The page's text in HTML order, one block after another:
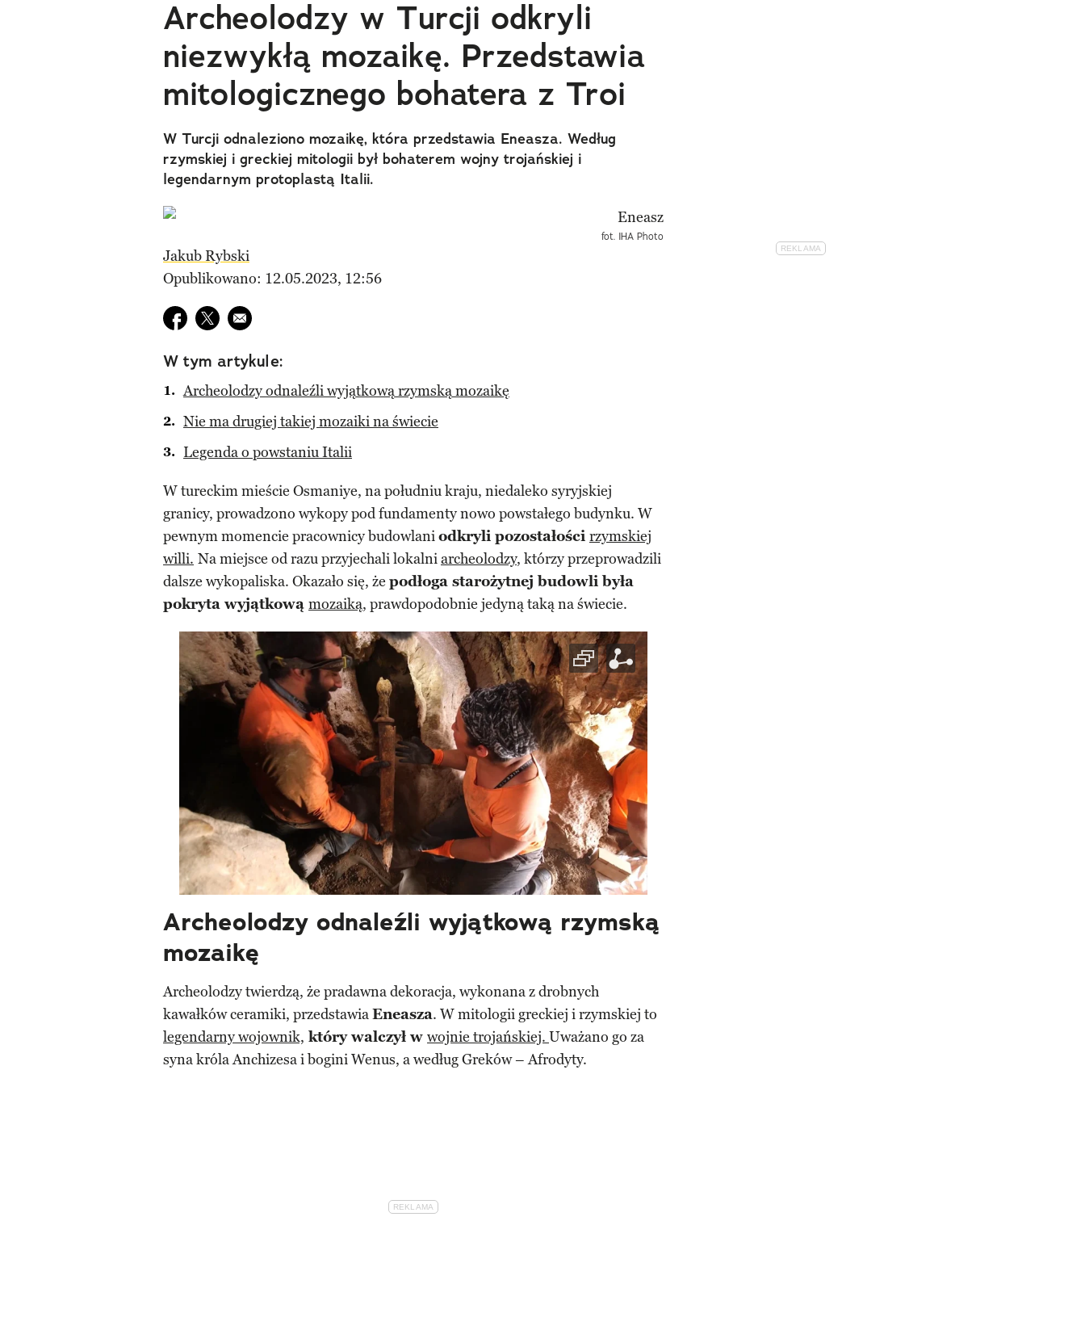
Archeolodzy w Turcji odkryli
niezwykłą mozaikę. Przedstawia
mitologicznego bohatera z Troi
W Turcji odnaleziono mozaikę, która przedstawia Eneasza. Według
rzymskiej i greckiej mitologii był bohaterem wojny trojańskiej i
legendarnym protoplastą Italii.
fot. IHA Photo
Jakub Rybski
Opublikowano: 12.05.2023, 12:56
Udostępnij na facebook
Udostępnij na twitter
E-mail do przyjaciela
W tym artykule:
Archeolodzy odnaleźli wyjątkową rzymską mozaikę
Nie ma drugiej takiej mozaiki na świecie
Legenda o powstaniu Italii
W tureckim mieście Osmaniye, na południu kraju, niedaleko syryjskiej
granicy, prowadzono wykopy pod fundamenty nowo powstałego budynku. W
pewnym momencie pracownicy budowlaniodkryli pozostałości rzymskiej
willi. Na miejsce od razu przyjechali lokalniarcheolodzy, którzy przeprowadzili
dalsze wykopaliska. Okazało się, że podłoga starożytnej budowli była
pokryta wyjątkową mozaiką, prawdopodobnie jedyną taką na świecie.
Archeolodzy odnaleźli wyjątkową rzymską
mozaikę
Archeolodzy twierdzą, że pradawna dekoracja, wykonana z drobnych
kawałków ceramiki, przedstawiaEneasza. W mitologii greckiej i rzymskiej to
legendarny wojownik, który walczył w wojnie trojańskiej. Uważano go za
syna króla Anchizesa i bogini Wenus, a według Greków – Afrodyty.